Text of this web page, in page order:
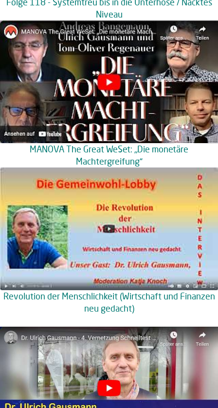
Niveau
MANOVA The Great WeSet: „Die monetäre
Machtergreifung“
Revolution der Menschlichkeit (Wirtschaft und Finanzen
neu gedacht)